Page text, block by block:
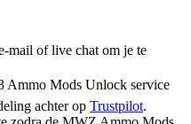
mail of live chat om je te
Ammo Mods Unlock service
achter op Trustpilot.